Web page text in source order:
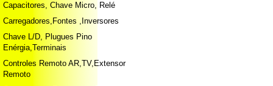
Capacitores, Chave Micro, Relé
Carregadores,Fontes ,Inversores
Chave L/D, Plugues Pino
Enérgia,Terminais
Controles Remoto AR,TV,Extensor
Remoto